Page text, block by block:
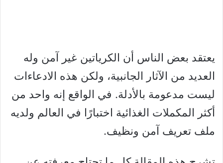
يعتقد بعض الناس أن الكرياتين غير آمن وله
العديد من الآثار الجانبية، ولكن هذه الادعاءات
ليست مدعومة بالأدلة. في الواقع إنه واحد من
أكثر المكملات الغذائية اختبارًا في العالم ولديه
ملف تعريف آمن ونظيف.